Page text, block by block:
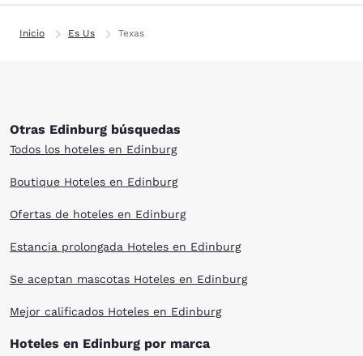
Inicio Es Us Texas
Otras Edinburg búsquedas
Todos los hoteles en Edinburg
Boutique Hoteles en Edinburg
Ofertas de hoteles en Edinburg
Estancia prolongada Hoteles en Edinburg
Se aceptan mascotas Hoteles en Edinburg
Mejor calificados Hoteles en Edinburg
Hoteles en Edinburg por marca